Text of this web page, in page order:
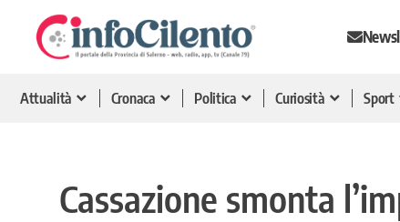
Attualità Cronaca Politica Curiosità Sport
Cassazione smonta